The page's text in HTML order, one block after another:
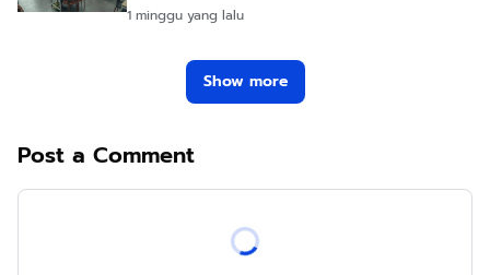
1 minggu yang lalu
Show more
Post a Comment